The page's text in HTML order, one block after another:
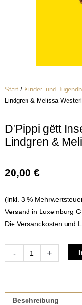
Start / Kinder- und
Lindgren & Melissa
D’Pippi gëtt
Lindgren &
20,00 €
(inkl. 3 %
Versand in Luxemburg
Die Versandkosten und
-
D'Pippi
Astrid
+
Beschreibung